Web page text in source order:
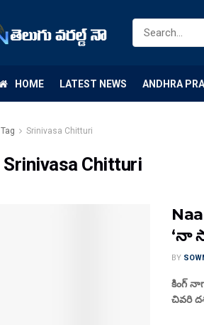
HOME LATEST NEWS ANDHRA
Tag Srinivasa Chitturi
Srinivasa Chitturi
‘నా
BY
కింగ్
చివరి